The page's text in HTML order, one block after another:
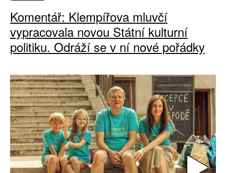
Komentář: Klempířova mluvčí
vypracovala novou Státní kulturní
politiku. Odráží se v ní nové pořádky